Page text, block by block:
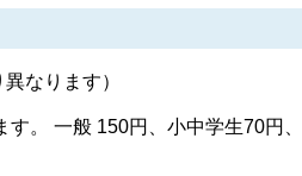
なります）
す。 一般 150円、小中学生70円